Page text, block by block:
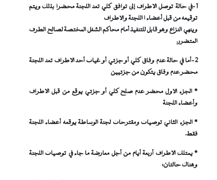
1-في حالة توصل الاطراف إلى توافق كلي تعد اللجنة محضرا بذلك ويتم
توقيعه من قبل أعضاء ا اللجنة والأطراف
وينهي النزاع وهو قابل للتنفيذ أمام محاكم الشغل المختصة لصالح الطرف
المتضرر.
2-أما في حالة عدم وفاق كلي أو جزئي أو غياب أحد الاطراف تعد اللجنة
محضر عدم وفاق يتكون من جزئيين
* الجزء الأول محضر عدم صلح كلي أو جزئي يوقع من قبل الاطراف
وأعضاء اللجنة
* الجزء الثاني توصيات ومقترحات لجنة الوساطة يوقعه أعضاء اللجنة
فقط.
* يمتلك الاطراف أربعة أيام من أجل معارضة ما جاء في توصيات اللجنة
وهناك حالتان: